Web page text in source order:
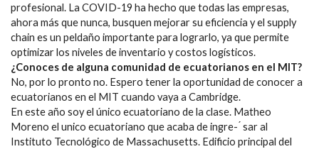
profesional. La COVID-19 ha hecho que todas las empresas,
ahora más que nunca, busquen mejorar su eficiencia y el supply
chain es un peldaño importante para lograrlo, ya que permite
optimizar los niveles de inventario y costos logísticos.
¿Conoces de alguna comunidad de ecuatorianos en el MIT?
No, por lo pronto no. Espero tener la oportunidad de conocer a
ecuatorianos en el MIT cuando vaya a Cambridge.
En este año soy el único ecuatoriano de la clase. Matheo
Moreno el unico ecuatoriano que acaba de ingre- ́ sar al
Instituto Tecnológico de Massachusetts. Edificio principal del